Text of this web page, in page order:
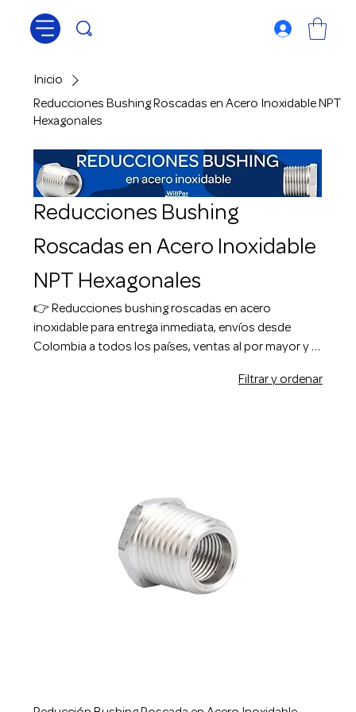
Inicio
Reducciones Bushing Roscadas en Acero Inoxidable NPT
Hexagonales
Reducciones Bushing
Roscadas en Acero Inoxidable
NPT Hexagonales
👉 Reducciones bushing roscadas en acero
inoxidable para entrega inmediata, envíos desde
Colombia a todos los países, ventas al por mayor y al
inoxidable de 3000psi y 6000psi, diseñadas para alta
Filtrar y ordenar